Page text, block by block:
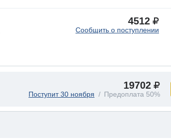
4512
Сообщить о поступлении
19702
Поступит 30 ноября Предоплата 50%